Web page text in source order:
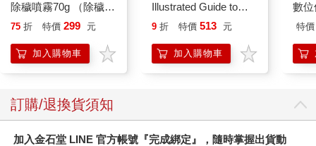
除穢噴霧70g （除穢/
平安/淨化/艾草/芙蓉/
另有多瓶組優惠賣場
75 折 特價 299 元
加入購物車
Illustrated Guide to
Pokemon Ecology
Press)
9 折 特價 513 元
加入購物車
數
特價
訂購/退換貨須知
加入金石堂 LINE 官方帳號『完成綁定』，隨時掌握出貨動